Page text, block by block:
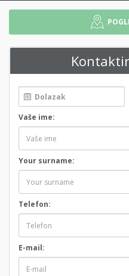
Vaše ime:
Your surname:
Telefon:
E-mail: